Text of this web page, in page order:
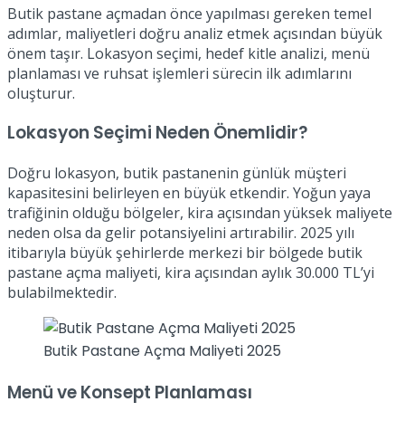
Butik pastane açmadan önce yapılması gereken temel
adımlar, maliyetleri doğru analiz etmek açısından büyük
önem taşır. Lokasyon seçimi, hedef kitle analizi, menü
planlaması ve ruhsat işlemleri sürecin ilk adımlarını
oluşturur.
Lokasyon Seçimi Neden Önemlidir?
Doğru lokasyon, butik pastanenin günlük müşteri
kapasitesini belirleyen en büyük etkendir. Yoğun yaya
trafiğinin olduğu bölgeler, kira açısından yüksek maliyete
neden olsa da gelir potansiyelini artırabilir. 2025 yılı
itibarıyla büyük şehirlerde merkezi bir bölgede butik
pastane açma maliyeti, kira açısından aylık 30.000 TL’yi
bulabilmektedir.
Butik Pastane Açma Maliyeti 2025
Menü ve Konsept Planlaması